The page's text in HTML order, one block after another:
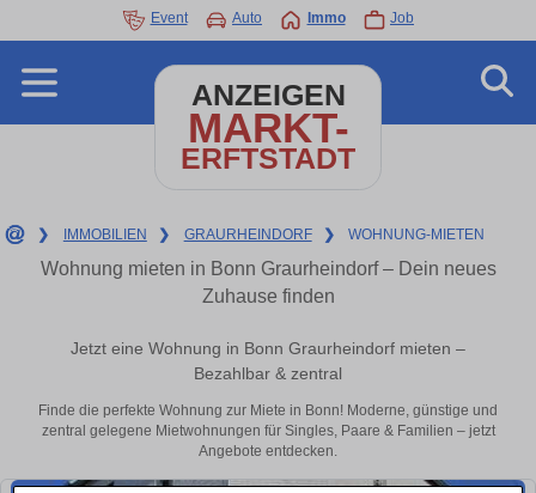
Event Auto Immo Job
ANZEIGEN
MARKT-
ERFTSTADT
❯ IMMOBILIEN ❯ GRAURHEINDORF ❯ WOHNUNG-MIETEN
Wohnung mieten in Bonn Graurheindorf – Dein neues
Zuhause finden
Jetzt eine Wohnung in Bonn Graurheindorf mieten –
Bezahlbar & zentral
Finde die perfekte Wohnung zur Miete in Bonn! Moderne, günstige und
zentral gelegene Mietwohnungen für Singles, Paare & Familien – jetzt
Angebote entdecken.